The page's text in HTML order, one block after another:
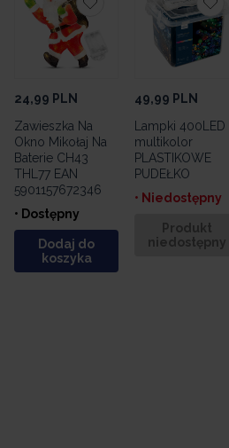
24,99 PLN
Zawieszka Na
Okno Mikołaj Na
Baterie CH43
THL77 EAN
5901157672346
• Dostępny
Dodaj do
koszyka
49,99 PLN
Lampki 400LED
multikolor
PLASTIKOWE
PUDEŁKO
• Niedostępny
Produkt
niedostępny